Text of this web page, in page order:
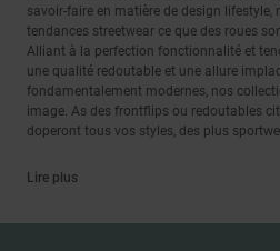
savoir-faire en matière de design lifestyle,
tendances streetwear ce que des roues
Alliant à la perfection fonctionnalité et
une qualité redoutable et une allure
fondamentalement modernes, nos
image. As des frontflips ou redoutables
doperont tous vos styles, des plus
Lire plus